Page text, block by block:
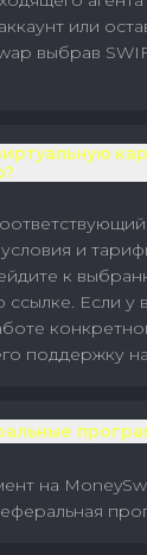
или
выбрав
условия и
к
Если у
поддержку
на